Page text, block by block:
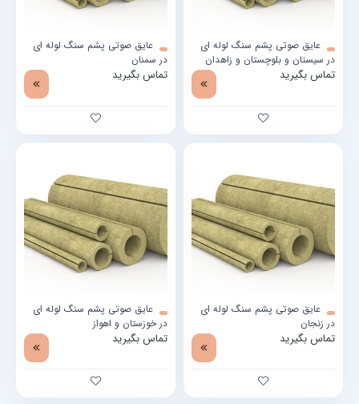
عایق صوتی پشم سنگ لوله ای
در سیستان و بلوچستان و زاهدان
تماس بگیرید
عایق صوتی پشم سنگ لوله ای
در سمنان
تماس بگیرید
عایق صوتی پشم سنگ لوله ای
در زنجان
تماس بگیرید
عایق صوتی پشم سنگ لوله ای
در خوزستان و اهواز
تماس بگیرید